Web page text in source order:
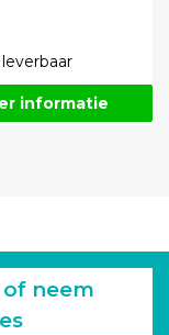
informatie
neem